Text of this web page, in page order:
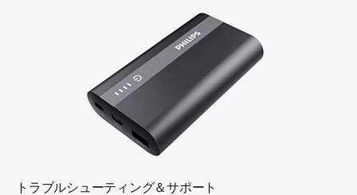
トラブルシューティング＆サポート